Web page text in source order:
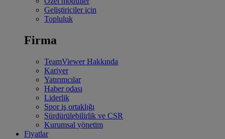
Geliştiriciler için
Topluluk
Firma
TeamViewer Hakkında
Kariyer
Yatırımcılar
Haber odası
Liderlik
Spor iş ortaklığı
Sürdürülebilirlik ve CSR
Kurumsal yönetim
Fiyatlar